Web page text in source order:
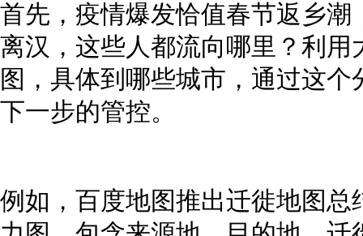
首先，疫情爆发恰值春节返乡
离汉，这些人都流向哪里？利
图，具体到哪些城市，通过这
下一步的管控。
例如，百度地图推出迁徙地图